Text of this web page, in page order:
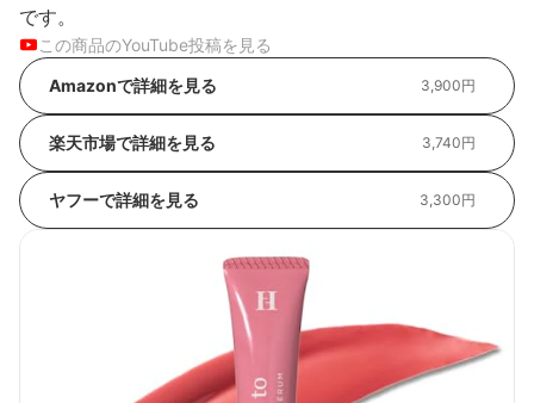
です。
この商品のYouTube投稿を見る
Amazonで詳細を見る 3,900円
楽天市場で詳細を見る 3,740円
ヤフーで詳細を見る 3,300円